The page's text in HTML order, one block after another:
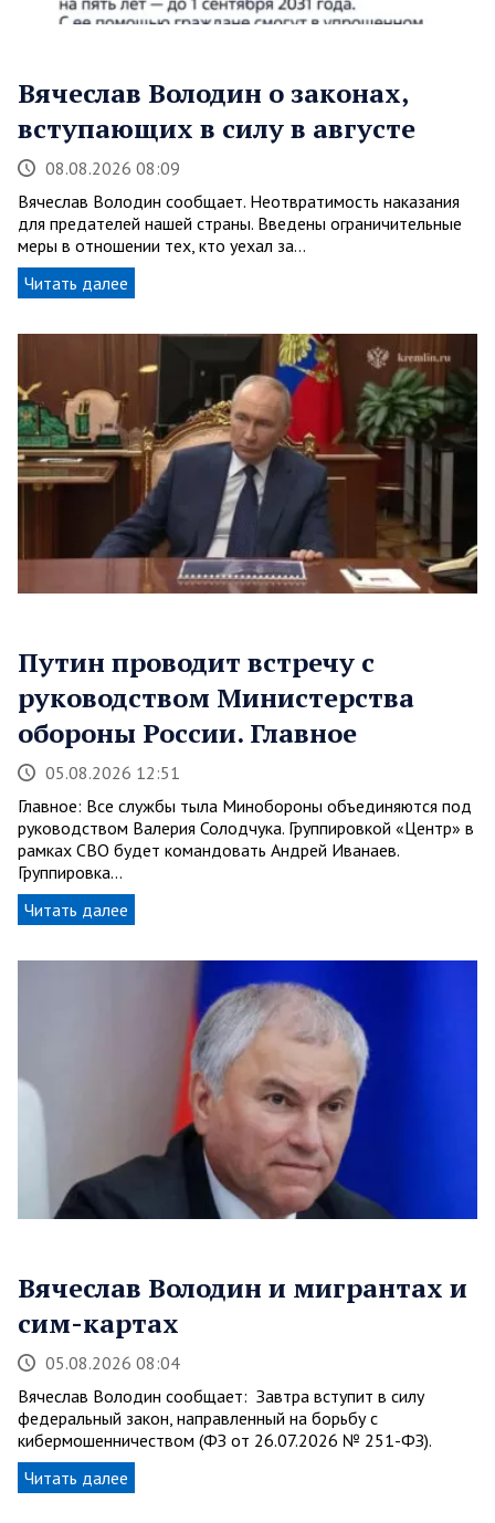
Вячеслав Володин о законах,
вступающих в силу в августе
08.08.2026 08:09
Вячеслав Володин сообщает. Неотвратимость наказания
для предателей нашей страны. Введены ограничительные
меры в отношении тех, кто уехал за…
Читать далее
Путин проводит встречу с
руководством Министерства
обороны России. Главное
05.08.2026 12:51
Главное: Все службы тыла Минобороны объединяются под
руководством Валерия Солодчука. Группировкой «Центр» в
рамках СВО будет командовать Андрей Иванаев.
Группировка…
Читать далее
Вячеслав Володин и мигрантах и
сим-картах
05.08.2026 08:04
Вячеслав Володин сообщает: Завтра вступит в силу
федеральный закон, направленный на борьбу с
кибермошенничеством (ФЗ от 26.07.2026 № 251-ФЗ).
Читать далее